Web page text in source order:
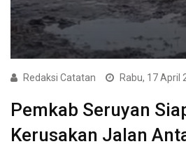
Redaksi Catatan Rabu, 17 April
Pemkab Seruyan
Kerusakan Jalan